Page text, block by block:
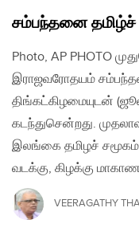
சம்பந்தனை தமிழ்ச்
Photo, AP PHOTO
இராஜவரோதயம்
திங்கட்கிழமையுடன்
கடந்துசென்றது.
இலங்கை தமிழச் சமூகம்
வடக்கு, கிழக்கு
VEERAGATHY